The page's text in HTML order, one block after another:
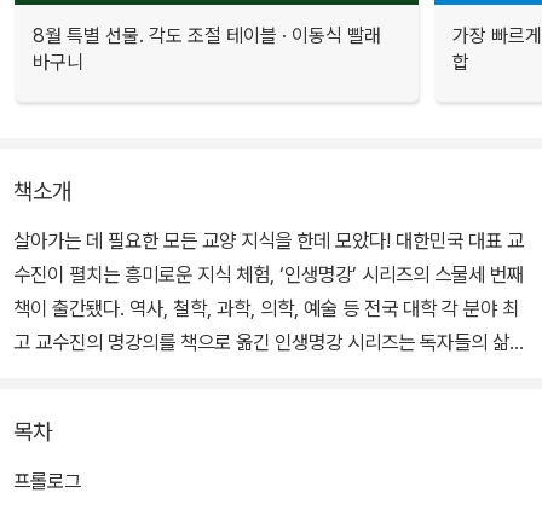
8월 특별 선물. 각도 조절 테이블 · 이동식 빨래
바구니
가장 빠르
합
책소개
살아가는 데 필요한 모든 교양 지식을 한데 모았다! 대한민국 대표 교
수진이 펼치는 흥미로운 지식 체험, ‘인생명강’ 시리즈의 스물세 번째
책이 출간됐다. 역사, 철학, 과학, 의학, 예술 등 전국 대학 각 분야 최
고 교수진의 명강의를 책으로 옮긴 인생명강 시리즈는 독자들의 삶에
최고의 지식 콘텐츠를 일상 곳곳에서 만나볼 수 있는 지식교양 브랜
드이다.
목차
프롤로그